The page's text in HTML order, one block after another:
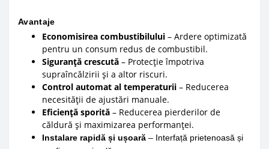
Avantaje
Economisirea combustibilului – Ardere optimizată
pentru un consum redus de combustibil.
Siguranță crescută – Protecție împotriva
supraîncălzirii și a altor riscuri.
Control automat al temperaturii – Reducerea
necesității de ajustări manuale.
Eficiență sporită – Reducerea pierderilor de
căldură și maximizarea performanței.
Instalare rapidă și ușoară – Interfață prietenoasă și